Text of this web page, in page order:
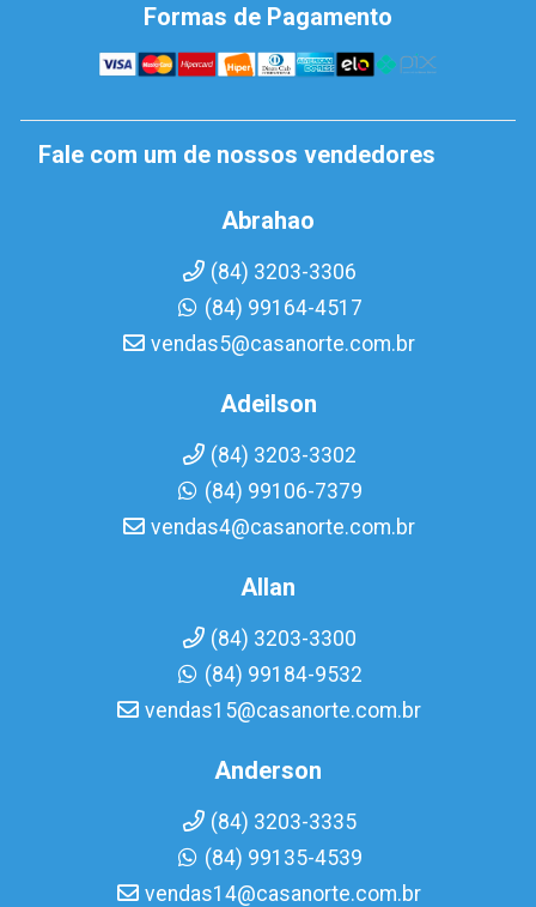
Formas de Pagamento
Fale com um de nossos vendedores
Abrahao
(84) 3203-3306
(84) 99164-4517
vendas5@casanorte.com.br
Adeilson
(84) 3203-3302
(84) 99106-7379
vendas4@casanorte.com.br
Allan
(84) 3203-3300
(84) 99184-9532
vendas15@casanorte.com.br
Anderson
(84) 3203-3335
(84) 99135-4539
vendas14@casanorte.com.br